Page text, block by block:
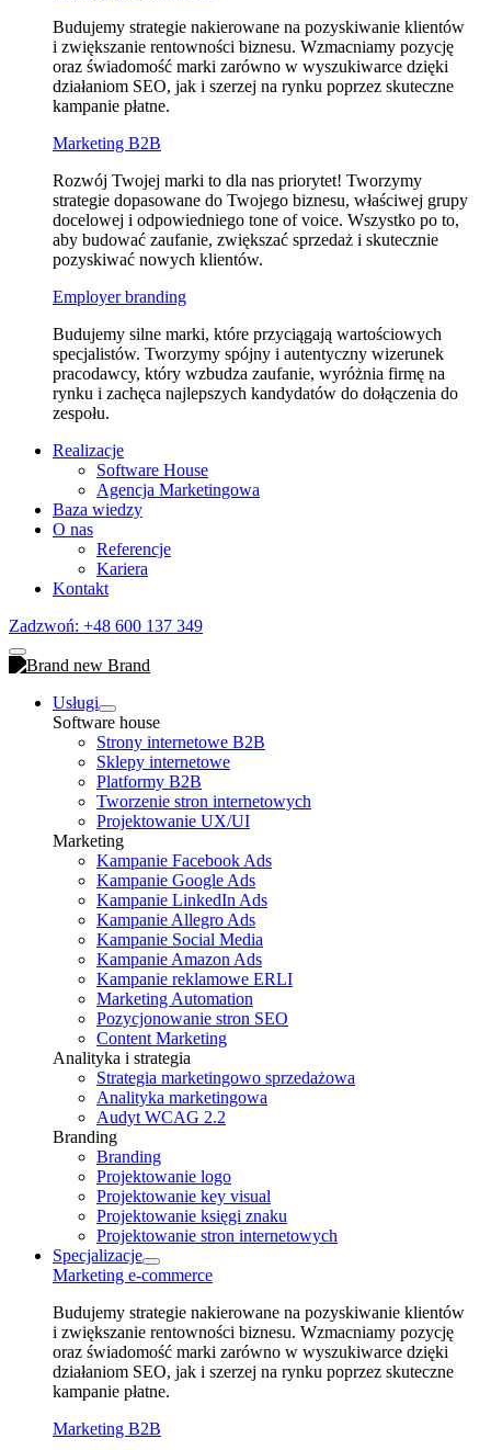
Budujemy strategie nakierowane na pozyskiwanie klientów
i zwiększanie rentowności biznesu. Wzmacniamy pozycję
oraz świadomość marki zarówno w wyszukiwarce dzięki
działaniom SEO, jak i szerzej na rynku poprzez skuteczne
kampanie płatne.
Marketing B2B
Rozwój Twojej marki to dla nas priorytet! Tworzymy
strategie dopasowane do Twojego biznesu, właściwej grupy
docelowej i odpowiedniego tone of voice. Wszystko po to,
aby budować zaufanie, zwiększać sprzedaż i skutecznie
pozyskiwać nowych klientów.
Employer branding
Budujemy silne marki, które przyciągają wartościowych
specjalistów. Tworzymy spójny i autentyczny wizerunek
pracodawcy, który wzbudza zaufanie, wyróżnia firmę na
rynku i zachęca najlepszych kandydatów do dołączenia do
zespołu.
Realizacje
Software House
Agencja Marketingowa
Baza wiedzy
O nas
Referencje
Kariera
Kontakt
Zadzwoń: +48 600 137 349
Usługi
Software house
Strony internetowe B2B
Sklepy internetowe
Platformy B2B
Tworzenie stron internetowych
Projektowanie UX/UI
Marketing
Kampanie Facebook Ads
Kampanie Google Ads
Kampanie LinkedIn Ads
Kampanie Allegro Ads
Kampanie Social Media
Kampanie Amazon Ads
Kampanie reklamowe ERLI
Marketing Automation
Pozycjonowanie stron SEO
Content Marketing
Analityka i strategia
Strategia marketingowo sprzedażowa
Analityka marketingowa
Audyt WCAG 2.2
Branding
Branding
Projektowanie logo
Projektowanie key visual
Projektowanie księgi znaku
Projektowanie stron internetowych
Specjalizacje
Marketing e⁠‑commerce
Budujemy strategie nakierowane na pozyskiwanie klientów
i zwiększanie rentowności biznesu. Wzmacniamy pozycję
oraz świadomość marki zarówno w wyszukiwarce dzięki
działaniom SEO, jak i szerzej na rynku poprzez skuteczne
kampanie płatne.
Marketing B2B